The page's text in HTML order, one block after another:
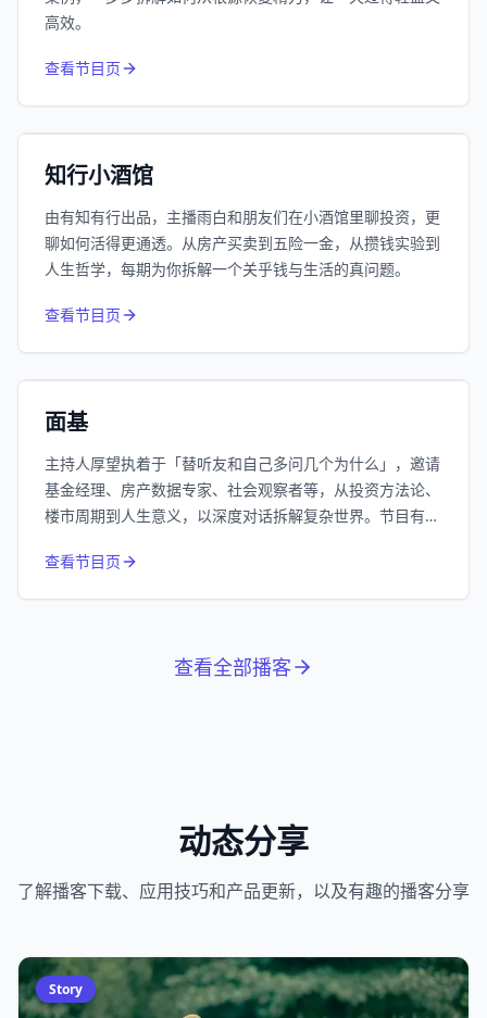
高效。
查看节目页
小宇宙 精选
知行小酒馆
由有知有行出品，主播雨白和朋友们在小酒馆里聊投资，更
聊如何活得更通透。从房产买卖到五险一金，从攒钱实验到
人生哲学，每期为你拆解一个关乎钱与生活的真问题。
查看节目页
小宇宙
面基
主持人厚望执着于「替听友和自己多问几个为什么」，邀请
基金经理、房产数据专家、社会观察者等，从投资方法论、
楼市周期到人生意义，以深度对话拆解复杂世界。节目有常
注低利率时代下的普通人生活，是一档硬核又走心的思维马
拉松。
查看节目页
查看全部播客
动态分享
了解播客下载、应用技巧和产品更新，以及有趣的播客分享
Story